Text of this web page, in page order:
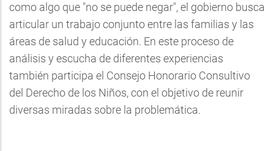
como algo que "no se puede negar", el gobierno busca
articular un trabajo conjunto entre las familias y las
áreas de salud y educación. En este proceso de
análisis y escucha de diferentes experiencias
también participa el Consejo Honorario Consultivo
del Derecho de los Niños, con el objetivo de reunir
diversas miradas sobre la problemática.